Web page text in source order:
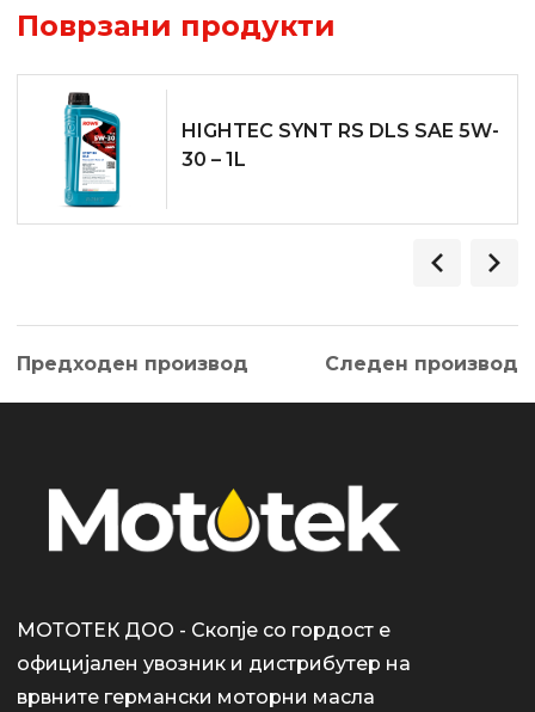
Поврзани продукти
HIGHTEC SYNT RS DLS SAE 5W-
30 – 1L
Предходен производ Следен производ
МОТОТЕК ДОО - Скопје со гордост е
официјален увозник и дистрибутер на
врвните германски моторни масла